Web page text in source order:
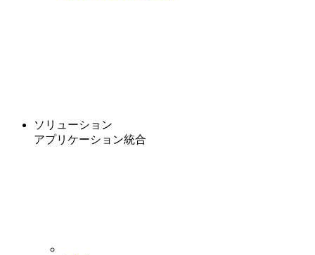
ソリューション
アプリケーション統合